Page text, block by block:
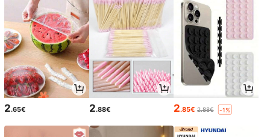
2.65€ 2.88€ 2.85€ 2.88€ -1%